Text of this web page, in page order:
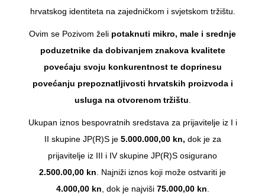
hrvatskog identiteta na zajedničkom i svjetskom tržištu.
Ovim se Pozivom želi potaknuti mikro, male i srednje
poduzetnike da dobivanjem znakova kvalitete
povećaju svoju konkurentnost te doprinesu
povećanju prepoznatljivosti hrvatskih proizvoda i
usluga na otvorenom tržištu
Ukupan iznos bespovratnih sredstava za prijavitelje iz I i
II skupine JP(R)S je 5.000.000,00 kn, dok je za
prijavitelje iz III i IV skupine JP(R)S osigurano
2.500.00,00 kn . Najniži iznos koji može ostvariti je
4.000,00 kn , dok je najviši 75.000,00 kn